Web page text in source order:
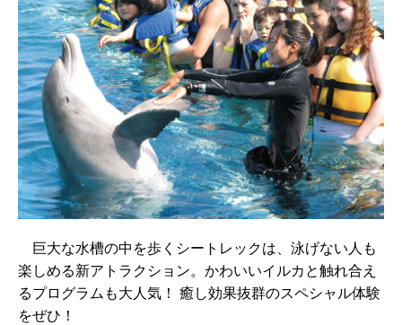
巨大な水槽の中を歩くシートレックは、泳げない人も
楽しめる新アトラクション。かわいいイルカと触れ合え
るプログラムも大人気！ 癒し効果抜群のスペシャル体験
をぜひ！